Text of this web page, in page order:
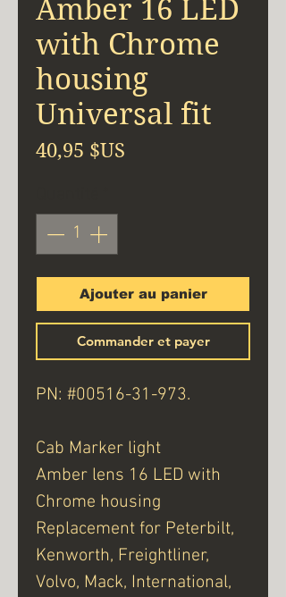
Amber 16 LED
with Chrome
housing
Universal fit
40,95 $US
Ajouter au panier
Commander et payer
PN: #00516-31-973.
Cab Marker light
Amber lens 16 LED with
Chrome housing
Replacement for Peterbilt,
Kenworth, Freightliner,
Volvo, Mack, International,